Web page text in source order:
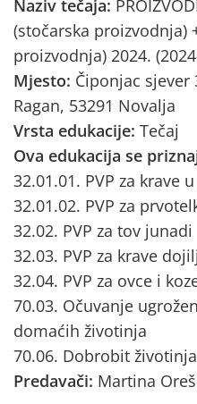
Naziv tečaja:
(stočarska proizvodnja)
proizvodnja) 2024.
Mjesto: Čiponjac
Ragan, 53291 Novalja
Vrsta edukacije: Tečaj
Ova edukacija se
32.01.01. PVP za krave
32.01.02. PVP za
32.02. PVP za tov junadi
32.03. PVP za krave
32.04. PVP za ovce i
70.03. Očuvanje
domaćih životinja
70.06. Dobrobit životinja
Predavači: Martina